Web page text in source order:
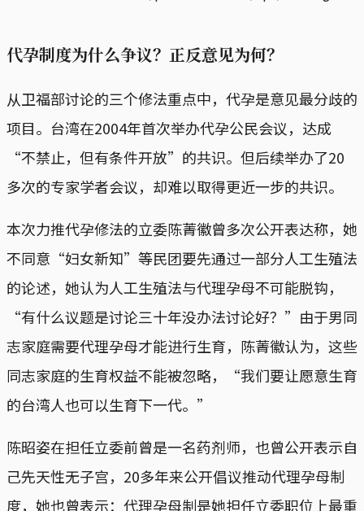
代孕制度为什么争议？正反意见为何？
从卫福部讨论的三个修法重点中，代孕是意见最分歧的
项目。台湾在2004年首次举办代孕公民会议，达成
“不禁止，但有条件开放”的共识。但后续举办了20
多次的专家学者会议，却难以取得更近一步的共识。
本次力推代孕修法的立委陈菁徽曾多次公开表达称，她
不同意“妇女新知”等民团要先通过一部分人工生殖法
的论述，她认为人工生殖法与代理孕母不可能脱钩，
“有什么议题是讨论三十年没办法讨论好？”由于男同
志家庭需要代理孕母才能进行生育，陈菁徽认为，这些
同志家庭的生育权益不能被忽略，“我们要让愿意生育
的台湾人也可以生育下一代。”
陈昭姿在担任立委前曾是一名药剂师，也曾公开表示自
己先天性无子宫，20多年来公开倡议推动代理孕母制
度，她也曾表示：代理孕母制是她担任立委职位上最重